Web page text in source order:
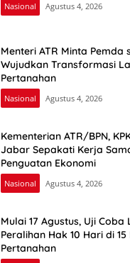
Nasional Agustus 4, 2026
Menteri ATR Minta Pemda
Wujudkan Transformasi
Pertanahan
Nasional Agustus 4, 2026
Kementerian ATR/BPN,
Jabar Sepakati Kerja
Penguatan Ekonomi
Nasional Agustus 4, 2026
Mulai 17 Agustus, Uji Coba
Peralihan Hak 10 Hari di
Pertanahan